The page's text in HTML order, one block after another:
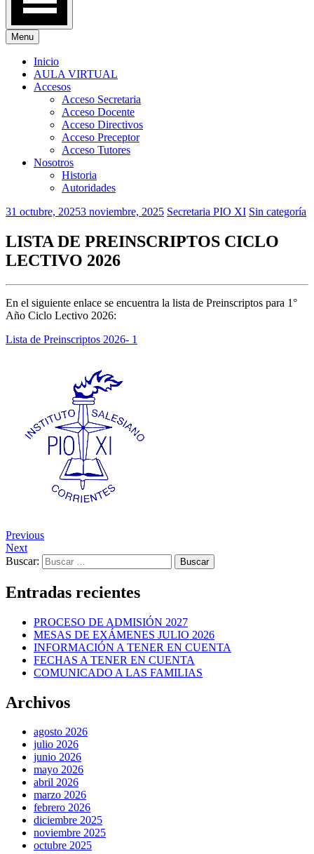
Menu
Inicio
AULA VIRTUAL
Accesos
Acceso Secretaria
Acceso Docente
Acceso Directivos
Acceso Preceptor
Acceso Tutores
Nosotros
Historia
Autoridades
31 octubre, 20253 noviembre, 2025 Secretaria PIO XI Sin categoría
LISTA DE PREINSCRIPTOS CICLO
LECTIVO 2026
En el siguiente enlace se encuentra la lista de Preinscriptos para 1°
Año Ciclo Lectivo 2026:
Lista de Preinscriptos 2026- 1
Previous
Next
Buscar:
Entradas recientes
PROCESO DE ADMISIÓN 2027
MESAS DE EXÁMENES JULIO 2026
INFORMACIÓN A TENER EN CUENTA
FECHAS A TENER EN CUENTA
COMUNICADO A LAS FAMILIAS
Archivos
agosto 2026
julio 2026
junio 2026
mayo 2026
abril 2026
marzo 2026
febrero 2026
diciembre 2025
noviembre 2025
octubre 2025